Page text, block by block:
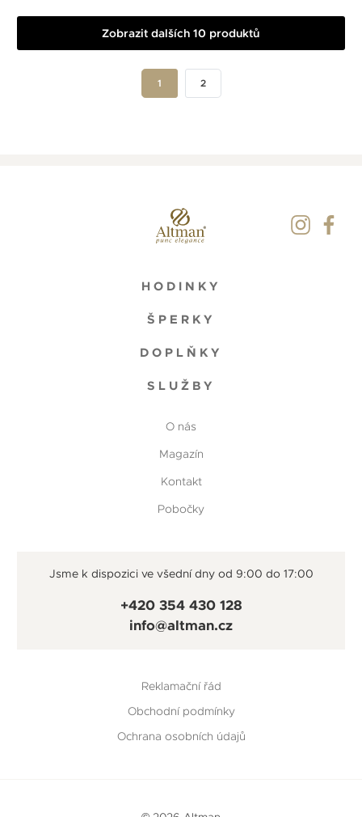
Zobrazit dalších 10 produktů
1 2
HODINKY
ŠPERKY
DOPLŇKY
SLUŽBY
O nás
Magazín
Kontakt
Pobočky
Jsme k dispozici ve všední dny od 9:00 do 17:00
+420 354 430 128
info@altman.cz
Reklamační řád
Obchodní podmínky
Ochrana osobních údajů